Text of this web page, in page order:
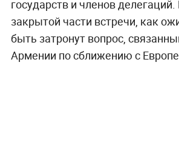
государств и членов делегаций.
закрытой части встречи, как
быть затронут вопрос,
Армении по сближению с